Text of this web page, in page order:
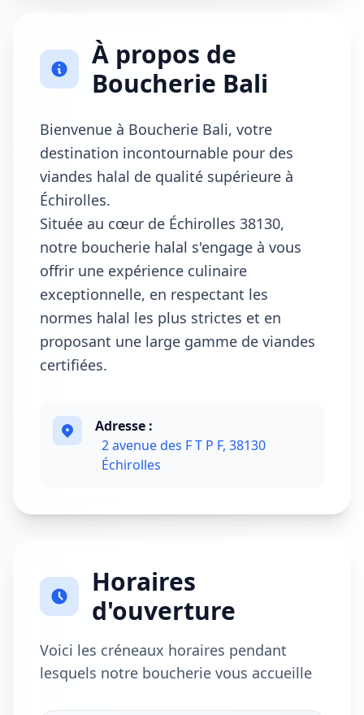
À propos de
Boucherie Bali
Bienvenue à Boucherie Bali, votre
destination incontournable pour des
viandes halal de qualité supérieure à
Échirolles.
Située au cœur de Échirolles 38130,
notre boucherie halal s'engage à vous
offrir une expérience culinaire
exceptionnelle, en respectant les
normes halal les plus strictes et en
proposant une large gamme de viandes
certifiées.
Adresse :
2 avenue des F T P F, 38130
Échirolles
Horaires
d'ouverture
Voici les créneaux horaires pendant
lesquels notre boucherie vous accueille